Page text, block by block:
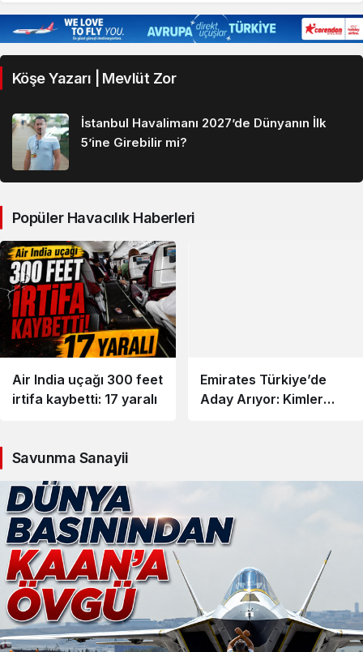
Köşe Yazarı | Mevlüt Zor
İstanbul Havalimanı 2027’de Dünyanın İlk
5’ine Girebilir mi?
Popüler Havacılık Haberleri
Air India uçağı 300 feet
irtifa kaybetti: 17 yaralı
Emirates Türkiye’de
Aday Arıyor: Kimler
Savunma Sanayii